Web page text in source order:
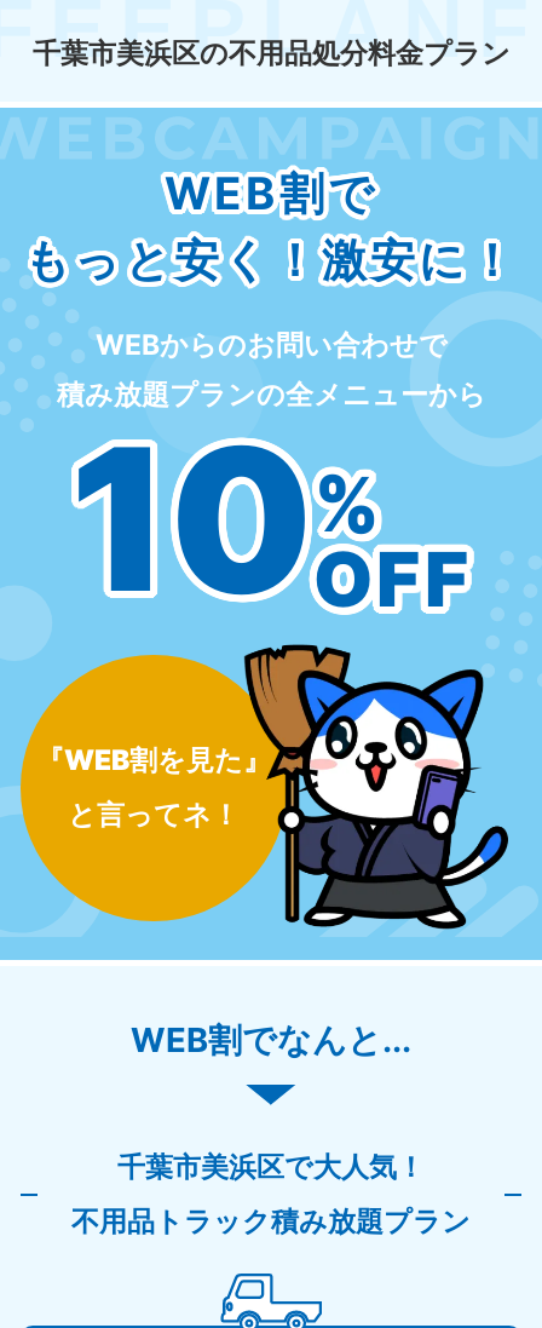
千葉市美浜区の不用品処分料金プラン
WEB割で
もっと安く！激安に！
WEBからのお問い合わせで
積み放題プランの全メニューから
10%
OFF
『WEB割を見た』
と言ってネ！
WEB割でなんと...
千葉市美浜区で大人気！
不用品トラック積み放題プラン